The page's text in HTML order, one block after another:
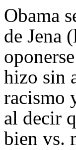
Obama
de Jena
hizo sin
racismo
al decir
bien vs.